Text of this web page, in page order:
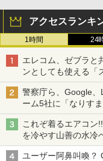
アクセスランキ
1時間 24
エレコム、ゼブラと
ンとしても使える「
も、持ち替えずに書
警察庁ら、Google
ーム5社に「なりす
真や映像を使った投
これぞ着るエアコ
を冷やす山善の水冷
ち・ざ・ろーど！そ
ユーザー阿鼻叫喚？